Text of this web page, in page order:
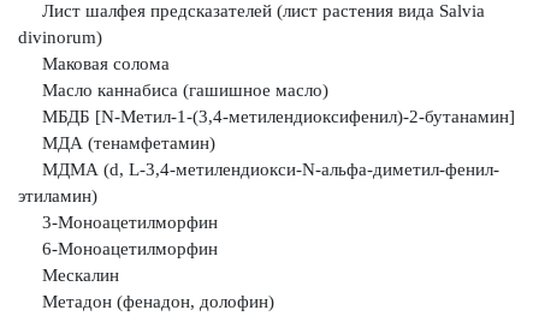
Лист шалфея предсказателей (лист растения вида Salvia
divinorum)
Маковая солома
Масло каннабиса (гашишное масло)
МБДБ [N-Метил-1-(3,4-метилендиоксифенил)-2-бутанамин]
МДА (тенамфетамин)
МДМА (d, L-3,4-метилендиокси-N-альфа-диметил-фенил-
этиламин)
3-Моноацетилморфин
6-Моноацетилморфин
Мескалин
Метадон (фенадон, долофин)